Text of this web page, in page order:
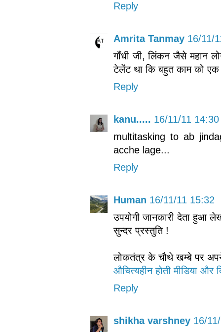
Reply
Amrita Tanmay 16/11/
गाँधी जी, लिंकन जैसे महान
टेलेंट था कि बहुत काम को एक
Reply
kanu..... 16/11/11 14:30
multitasking to ab
acche lage...
Reply
Human 16/11/11 15:32
उपयोगी जानकारी देता हुआ
सुन्दर प्रस्तुति !
लोकतंत्र के चौथे खम्बे पर
औचित्यहीन होती मीडिया और
Reply
shikha varshney 16/